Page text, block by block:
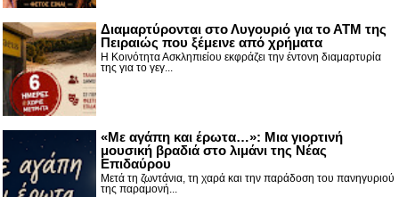
Διαμαρτύρονται στο Λυγουριό για το ΑΤΜ της
Πειραιώς που ξέμεινε από χρήματα
Η Κοινότητα Ασκληπιείου εκφράζει την έντονη διαμαρτυρία
της για το γεγ...
«Με αγάπη και έρωτα…»: Μια γιορτινή
μουσική βραδιά στο λιμάνι της Νέας
Επιδαύρου
Μετά τη ζωντάνια, τη χαρά και την παράδοση του πανηγυριού
της παραμονή...